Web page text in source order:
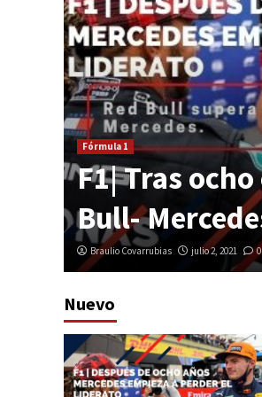
Fórmula 1
F1| Tras
Bull-
Braulio Covarrubias julio 2, 2021 0
Nuevo